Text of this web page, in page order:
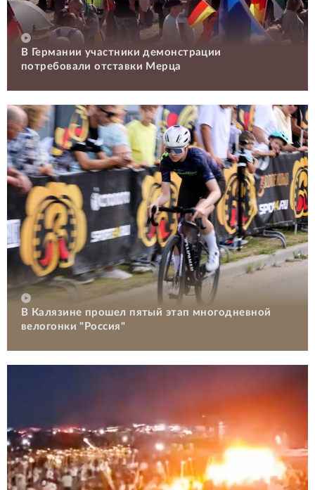
В Германии участники демонстрации
потребовали отставки Мерца
В Калязине прошел пятый этап многодневной
велогонки "Россия"